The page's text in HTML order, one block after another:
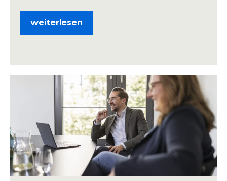
weiterlesen